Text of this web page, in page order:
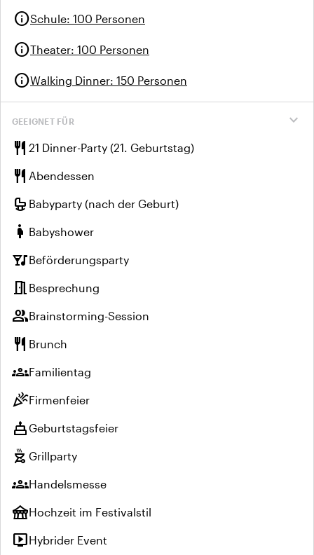
infoSchule: 100 Personen
infoTheater: 100 Personen
infoWalking Dinner: 150 Personen
expand_more
GEEIGNET FÜR
restaurant 21 Dinner-Party (21. Geburtstag)
restaurant Abendessen
crib Babyparty (nach der Geburt)
pregnant_woman Babyshower
nightlifeBeförderungsparty
meeting_room Besprechung
groupBrainstorming-Session
restaurant Brunch
groupsFamilientag
celebrationFirmenfeier
cakeGeburtstagsfeier
outdoor_grill Grillparty
groupsHandelsmesse
festivalHochzeit im Festivalstil
live_tvHybrider Event